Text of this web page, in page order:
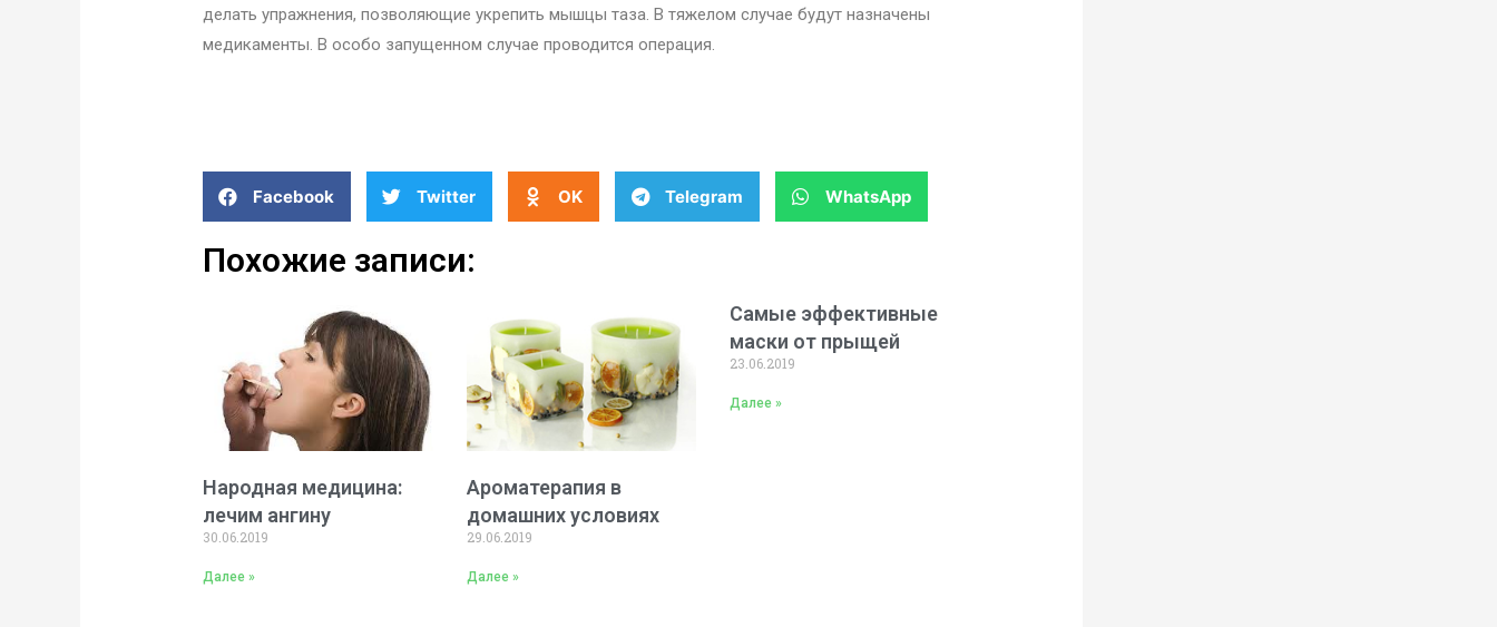
делать упражнения, позволяющие укрепить мышцы таза. В тяжелом случае будут назначены
медикаменты. В особо запущенном случае проводится операция.
Facebook Twitter OK Telegram WhatsApp
Похожие записи:
Народная медицина:
лечим ангину
30.06.2019
Далее »
Ароматерапия в
домашних условиях
29.06.2019
Далее »
Самые эффективные
маски от прыщей
23.06.2019
Далее »